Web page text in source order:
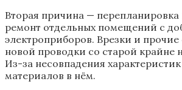
Вторая причина —
ремонт отдельных помещений с
электроприборов. Врезки и
новой проводки со старой крайне
Из-за несовпадения
материалов в нём.